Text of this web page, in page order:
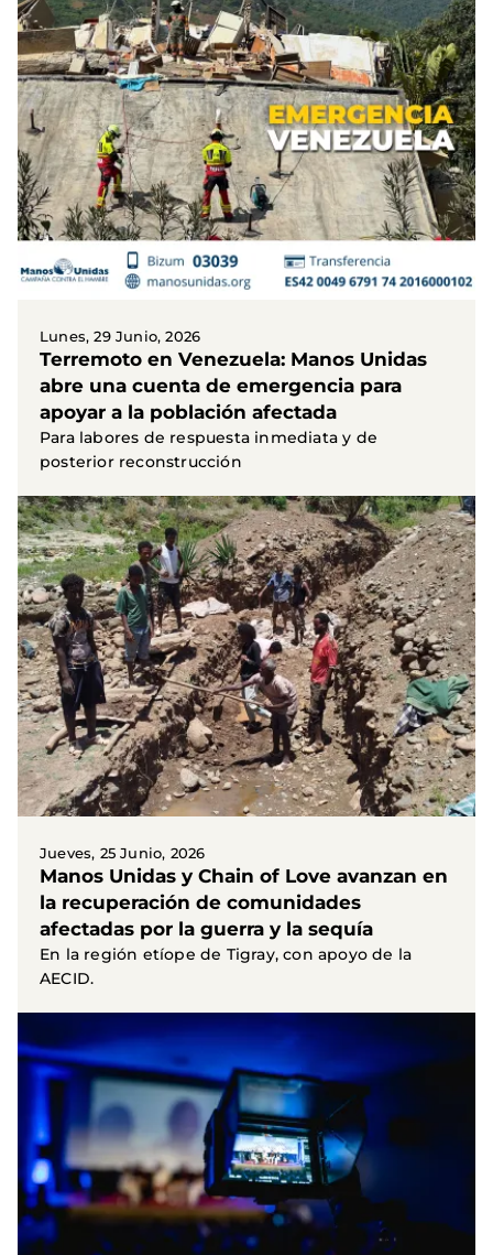
Lunes, 29 Junio, 2026
Terremoto en Venezuela: Manos Unidas
abre una cuenta de emergencia para
apoyar a la población afectada
Para labores de respuesta inmediata y de
posterior reconstrucción
Jueves, 25 Junio, 2026
Manos Unidas y Chain of Love avanzan en
la recuperación de comunidades
afectadas por la guerra y la sequía
En la región etíope de Tigray, con apoyo de la
AECID.